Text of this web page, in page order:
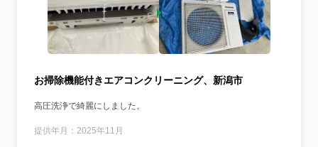
お掃除機能付きエアコンクリーニング、新潟市
高圧洗浄で綺麗にしました。
提供年月：2025年11月